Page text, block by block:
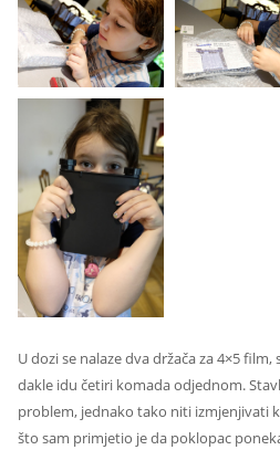
U dozi se nalaze dva držača za 4×5
dakle idu četiri komada odjednom.
problem, jednako tako niti izmjenjivati
što sam primjetio je da poklopac